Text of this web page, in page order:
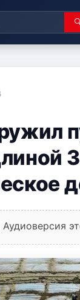
Аудиоверсия